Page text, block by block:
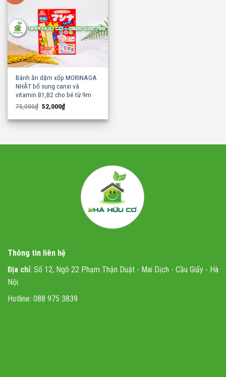
Bánh ăn dặm xốp MORINAGA
NHẬT bổ sung canxi và
vitamin B1,B2 cho bé từ 9m
75,000₫ Original
price
was:
75,000₫.
52,000₫Current
is:
52,000₫.
Thông tin liên hệ
Địa chỉ: Số 12, Ngõ 22 Phạm Thận Duật - Mai Dịch - Cầu Giấy - Hà
Nội.
Hotline: 088 975 3839